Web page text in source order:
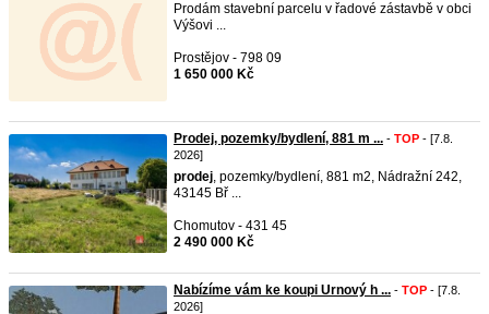
Prodám stavební parcelu v řadové zástavbě v obci
Výšovi ...
Prostějov - 798 09
1 650 000 Kč
Prodej, pozemky/bydlení, 881 m ... - TOP - [7.8.
2026]
prodej, pozemky/bydlení, 881 m2, Nádražní 242,
43145 Bř ...
Chomutov - 431 45
2 490 000 Kč
Nabízíme vám ke koupi Urnový h ... - TOP - [7.8.
2026]